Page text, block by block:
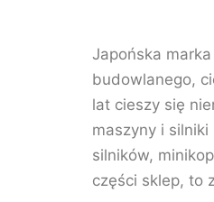
Japońska
budowlanego,
lat cieszy się
maszyny i
silników,
części sklep, to